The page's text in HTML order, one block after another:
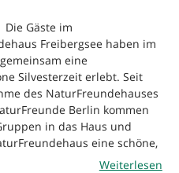
Die Gäste im
Freibergsee haben im
eine
Silvesterzeit erlebt. Seit
des NaturFreundehauses
Berlin kommen
in das Haus und
eine schöne,
Weiterlesen